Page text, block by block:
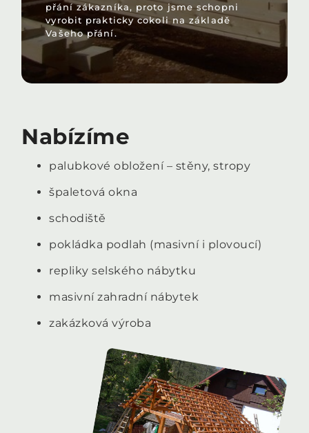
přání zákazníka, proto jsme schopni
vyrobit prakticky cokoli na základě
Vašeho přání.
Nabízíme
palubkové obložení – stěny, stropy
špaletová okna
schodiště
pokládka podlah (masivní i plovoucí)
repliky selského nábytku
masivní zahradní nábytek
zakázková výroba